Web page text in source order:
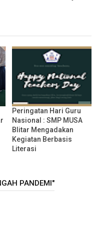
Peringatan Hari Guru
Nasional : SMP MUSA
Blitar Mengadakan
Kegiatan Berbasis
Literasi
PANDEMI"